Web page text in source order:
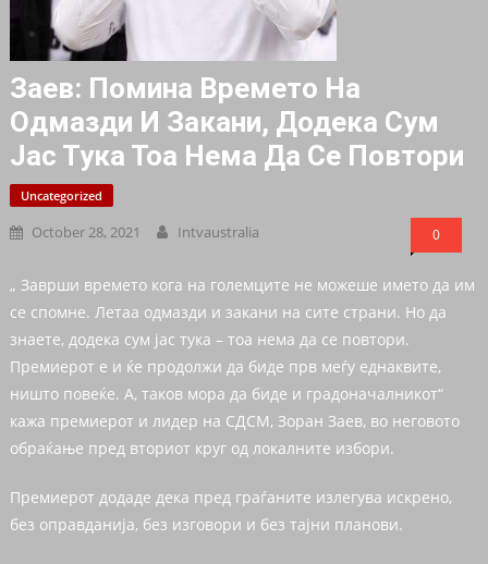
Заев: Помина Времето На
Одмазди И Закани, Додека Сум
Јас Тука Тоа Нема Да Се Повтори
Uncategorized
October 28, 2021 Intvaustralia 0
„ Заврши времето кога на големците не можеше името да им
се спомне. Летаа одмазди и закани на сите страни. Но да
знаете, додека сум јас тука – тоа нема да се повтори.
Премиерот е и ќе продолжи да биде прв меѓу еднаквите,
ништо повеќе. А, таков мора да биде и градоначалникот“
кажа премиерот и лидер на СДСМ, Зоран Заев, во неговото
обраќање пред вториот круг од локалните избори.
Премиерот додаде дека пред граѓаните излегува искрено,
без оправданија, без изговори и без тајни планови.